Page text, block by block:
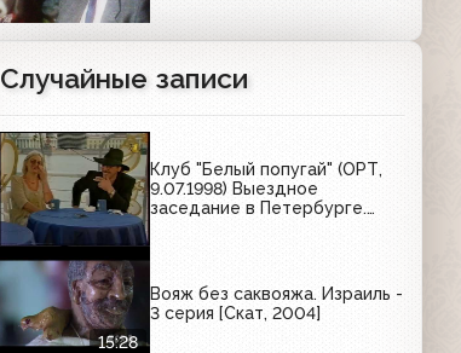
Случайные записи
Клуб "Белый попугай" (ОРТ,
9.07.1998) Выездное
заседание в Петербурге.
15:28
Вояж без саквояжа. Израиль -
3 серия [Скат, 2004]